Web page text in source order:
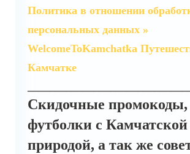
Политика в отношении
персональных данных »
WelcomeToKamchatka
Камчатке
Скидочные промокоды,
футболки с Камчатской
природой, а так же